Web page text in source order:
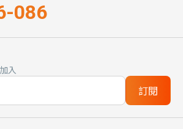
086
入
訂閱